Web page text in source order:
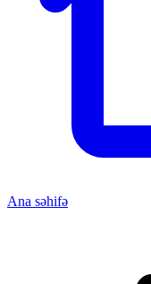
Ana səhifə